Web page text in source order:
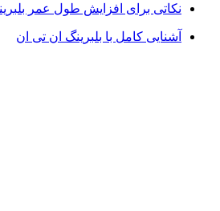
نکاتی برای افزایش طول عمر
آشنایی کامل با بلبرینگ ان تی ان